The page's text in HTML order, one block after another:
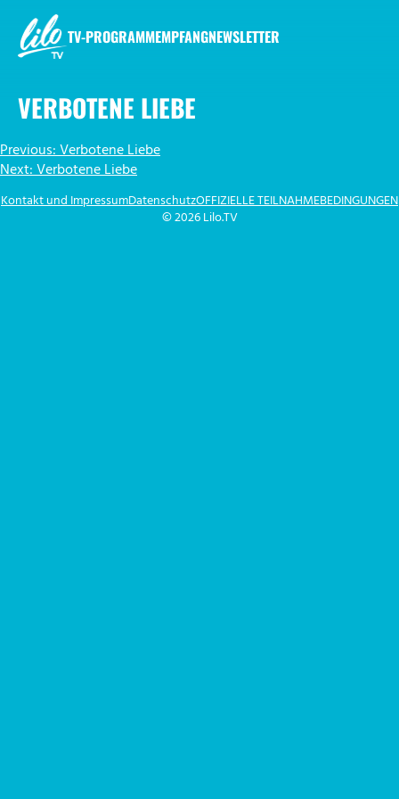
Inhalt
springen
TV-PROGRAMMEMPFANGNEWSLETTER
VERBOTENE LIEBE
BEITRAGSNAVIGATION
Previous:Verbotene Liebe
Next:Verbotene Liebe
© 2026 Lilo.TV
Kontakt und ImpressumDatenschutzOFFIZIELLE TEILNAHMEBEDINGUNGEN